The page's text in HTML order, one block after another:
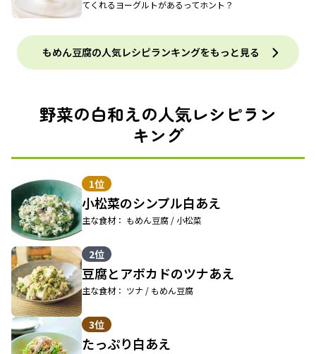
てくれるヨーグルトがあるってホント？
もめん豆腐の人気レシピランキングをもっと見る
野菜の白和えの人気レシピラン
キング
1位
小松菜のシンプル白あえ
主な食材： もめん豆腐 / 小松菜
2位
豆腐とアボカドのツナあえ
主な食材： ツナ / もめん豆腐
3位
たっぷり白あえ